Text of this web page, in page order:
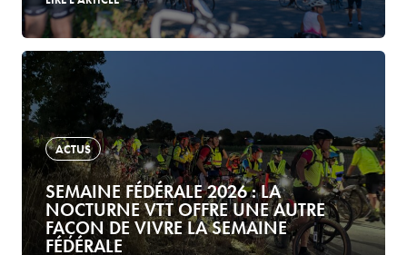
ACTUS
SEMAINE FÉDÉRALE 2026 : LA
NOCTURNE VTT OFFRE UNE AUTRE
FAÇON DE VIVRE LA SEMAINE
FÉDÉRALE